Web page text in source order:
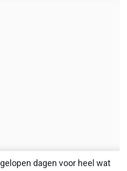
dagen voor heel wat